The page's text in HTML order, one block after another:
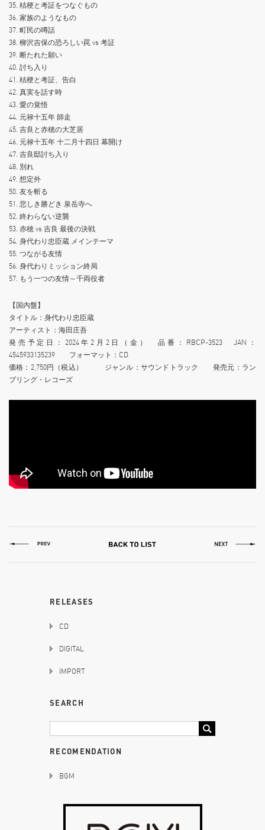
35. 桔梗と考証をつなぐもの
36. 家族のようなもの
37. 町民の噂話
38. 柳沢吉保の恐ろしい罠 vs 考証
39. 断たれた願い
40. 討ち入り
41. 桔梗と考証、告白
42. 真実を話す時
43. 愛の覚悟
44. 元禄十五年 師走
45. 吉良と赤穂の大芝居
46. 元禄十五年 十二月十四日 幕開け
47. 吉良邸討ち入り
48. 別れ
49. 想定外
50. 友を斬る
51. 悲しき勝どき 泉岳寺へ
52. 終わらない逆襲
53. 赤穂 vs 吉良 最後の決戦
54. 身代わり忠臣蔵 メインテーマ
55. つながる友情
56. 身代わりミッション終局
57. もう一つの友情～千両役者
【国内盤】
タイトル：身代わり忠臣蔵
アーティスト：海田庄吾
発売予定日：2024年2月2日（金） 品番：RBCP-3523 JAN：
4545933135239 フォーマット：CD
価格：2,750円（税込） ジャンル：サウンドトラック 発売元：ラン
ブリング・レコーズ
RELEASES
CD
DIGITAL
IMPORT
SEARCH
RECOMENDATION
BGM